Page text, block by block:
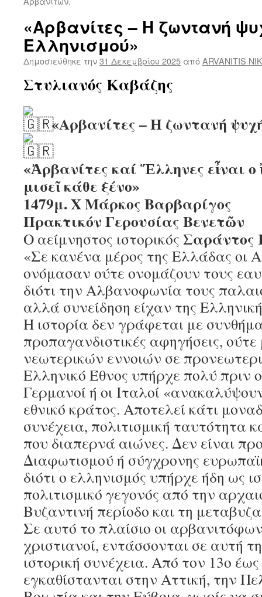
«Αρβανίτες – Η ζωντανή
Ελληνισμού»
Δημοσιεύθηκε την31 Δεκεμβρίου 2025 απόARVANITIS
Στυλιανός Καβάζης
«Αρβανίτες – Η ζωντανή
«Ἀρβανίτες καί Ἕλληνες εἶναι ο
μισεῖ κάθε ξένο»
1479μ. Χ Μάρκος Βαρβαρίγος
Πρακτικόν Γερουσίας Βενετῶν
Ο αείμνηστος ιστορικός Σαράντος
«Σε κανένα μέρος της Ελλάδας οι
ονόμασαν ούτε ονομάζουν τους
διότι την Αλβανοφωνία τους
αλλά συνείδηση είχαν της
Η ιστορία δεν γράφεται με
προπαγανδιστικές αφηγήσεις,
νεωτερικών εννοιών σε
Ελληνικό Έθνος υπήρχε πολύ πριν
Γερμανοί ή οι Ιταλοί
εθνικό κράτος. Αποτελεί κάτι
συνέχεια, πολιτισμική ταυτότητα
που διαπερνά αιώνες. Δεν είναι
Διαφωτισμού ή σύγχρονης
διότι ο ελληνισμός υπήρχε ήδη ως
πολιτισμικό γεγονός από την
Βυζαντινή περίοδο και τη
Σε αυτό το πλαίσιο οι
χριστιανοί, εντάσσονται σε αυτή
ιστορική συνέχεια. Από τον 13ο
εγκαθίστανται στην Αττική, την